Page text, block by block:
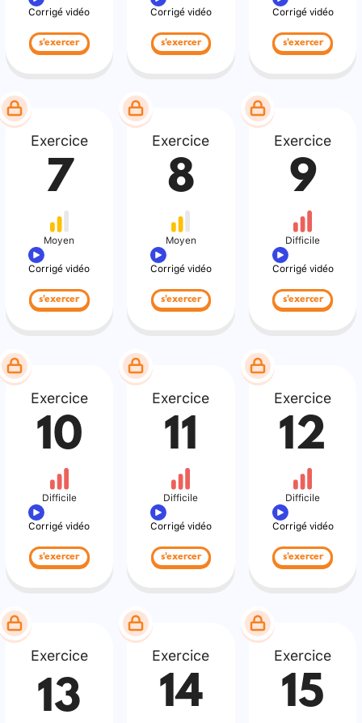
Corrigé vidéo
s'exercer
Corrigé vidéo
s'exercer
Corrigé vidéo
s'exercer
Exercice
7
Moyen
Corrigé vidéo
s'exercer
Exercice
8
Moyen
Corrigé vidéo
s'exercer
Exercice
9
Difficile
Corrigé vidéo
s'exercer
Exercice
10
Difficile
Corrigé vidéo
s'exercer
Exercice
11
Difficile
Corrigé vidéo
s'exercer
Exercice
12
Difficile
Corrigé vidéo
s'exercer
Exercice
13
Exercice
14
Exercice
15